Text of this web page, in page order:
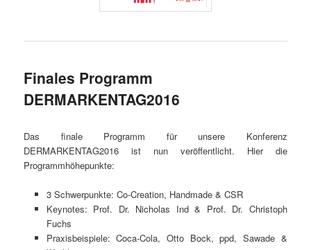
Finales Programm
DERMARKENTAG2016
Das finale Programm für unsere Konferenz
DERMARKENTAG2016 ist nun veröffentlicht. Hier die
Programmhöhepunkte:
3 Schwerpunkte: Co-Creation, Handmade & CSR
Keynotes: Prof. Dr. Nicholas Ind & Prof. Dr. Christoph
Fuchs
Praxisbeispiele: Coca-Cola, Otto Bock, ppd, Sawade &